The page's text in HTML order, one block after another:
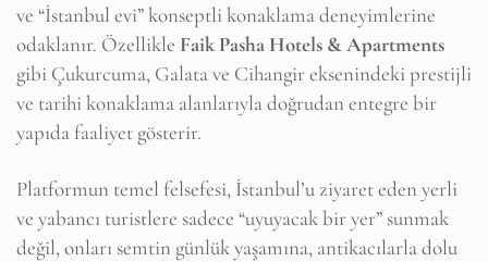
ve “İstanbul evi” konseptli konaklama deneyimlerine
odaklanır. Özellikle Faik Pasha Hotels & Apartments
gibi Çukurcuma, Galata ve Cihangir eksenindeki prestijli
ve tarihi konaklama alanlarıyla doğrudan entegre bir
yapıda faaliyet gösterir.
Platformun temel felsefesi, İstanbul’u ziyaret eden yerli
ve yabancı turistlere sadece “uyuyacak bir yer” sunmak
değil, onları semtin günlük yaşamına, antikacılarla dolu